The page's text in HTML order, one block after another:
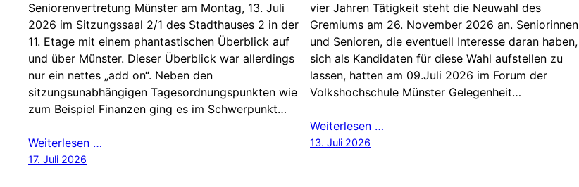
Seniorenvertretung Münster am Montag, 13. Juli
2026 im Sitzungssaal 2/1 des Stadthauses 2 in der
11. Etage mit einem phantastischen Überblick auf
und über Münster. Dieser Überblick war allerdings
nur ein nettes „add on“. Neben den
sitzungsunabhängigen Tagesordnungspunkten wie
zum Beispiel Finanzen ging es im Schwerpunkt…
Weiterlesen …
17. Juli 2026
vier Jahren Tätigkeit steht die Neuwahl des
Gremiums am 26. November 2026 an. Seniorinnen
und Senioren, die eventuell Interesse daran haben,
sich als Kandidaten für diese Wahl aufstellen zu
lassen, hatten am 09.Juli 2026 im Forum der
Volkshochschule Münster Gelegenheit…
Weiterlesen …
13. Juli 2026